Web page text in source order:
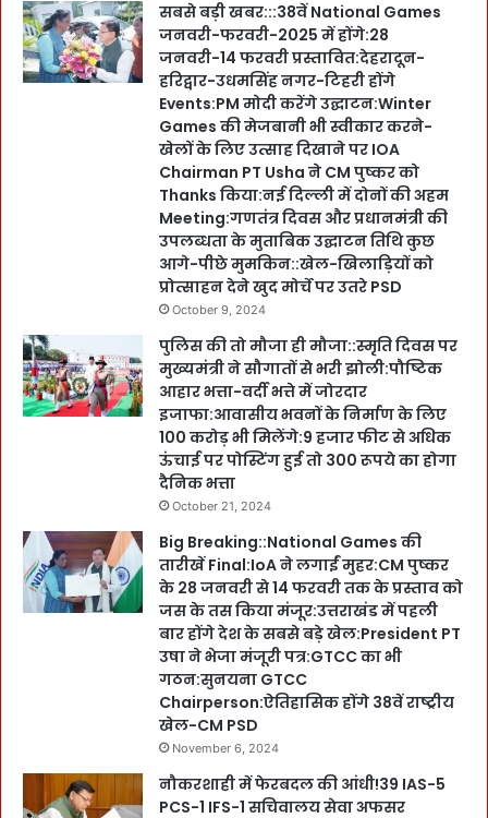
सबसे बड़ी खबर:::38वें National Games
जनवरी-फरवरी-2025 में होंगे:28
जनवरी-14 फरवरी प्रस्तावित:देहरादून-
हरिद्वार-उधमसिंह नगर-टिहरी होंगे
Events:PM मोदी करेंगे उद्घाटन:Winter
Games की मेजबानी भी स्वीकार करने-
खेलों के लिए उत्साह दिखाने पर IOA
Chairman PT Usha ने CM पुष्कर को
Thanks किया:नई दिल्ली में दोनों की अहम
Meeting:गणतंत्र दिवस और प्रधानमंत्री की
उपलब्धता के मुताबिक उद्घाटन तिथि कुछ
आगे-पीछे मुमकिन::खेल-खिलाड़ियों को
प्रोत्साहन देने खुद मोर्चे पर उतरे PSD
October 9, 2024
पुलिस की तो मौजा ही मौजा::स्मृति दिवस पर
मुख्यमंत्री ने सौगातों से भरी झोली:पौष्टिक
आहार भत्ता-वर्दी भत्ते में जोरदार
इजाफा:आवासीय भवनों के निर्माण के लिए
100 करोड़ भी मिलेंगे:9 हजार फीट से अधिक
ऊंचाई पर पोस्टिंग हुई तो 300 रूपये का होगा
दैनिक भत्ता
October 21, 2024
Big Breaking::National Games की
तारीखें Final:IoA ने लगाईं मुहर:CM पुष्कर
के 28 जनवरी से 14 फरवरी तक के प्रस्ताव को
जस के तस किया मंजूर:उत्तराखंड में पहली
बार होंगे देश के सबसे बड़े खेल:President PT
उषा ने भेजा मंजूरी पत्र:GTCC का भी
गठन:सुनयना GTCC
Chairperson:ऐतिहासिक होंगे 38वें राष्ट्रीय
खेल-CM PSD
November 6, 2024
नौकरशाही में फेरबदल की आंधी!39 IAS-5
PCS-1 IFS-1 सचिवालय सेवा अफसर